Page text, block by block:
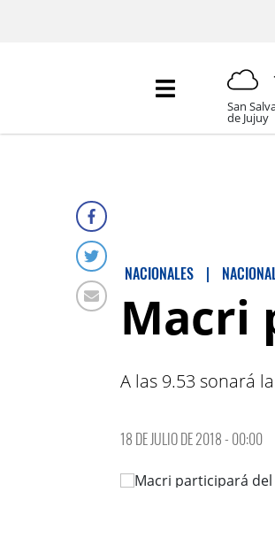
San
de Jujuy
NACIONALES |
Macri
A las 9.53 sonará
18 DE JULIO DE 2018 - 00:00